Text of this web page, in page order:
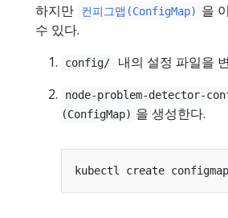
하지만
컨피그맵(ConfigMap) 을
수 있다.
config/ 내의 설정 파일을
node-problem-detector-
(ConfigMap) 을 생성한다.
kubectl create